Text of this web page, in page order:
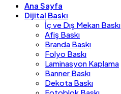
Ana Sayfa
Dijital Baskı
İç ve Dış Mekan Baskı
Afiş Baskı
Branda Baskı
Folyo Baskı
Laminasyon Kaplama
Banner Baskı
Dekota Baskı